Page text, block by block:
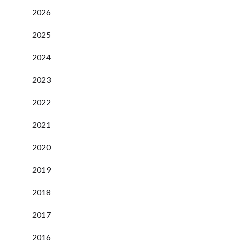
2026
2025
2024
2023
2022
2021
2020
2019
2018
2017
2016